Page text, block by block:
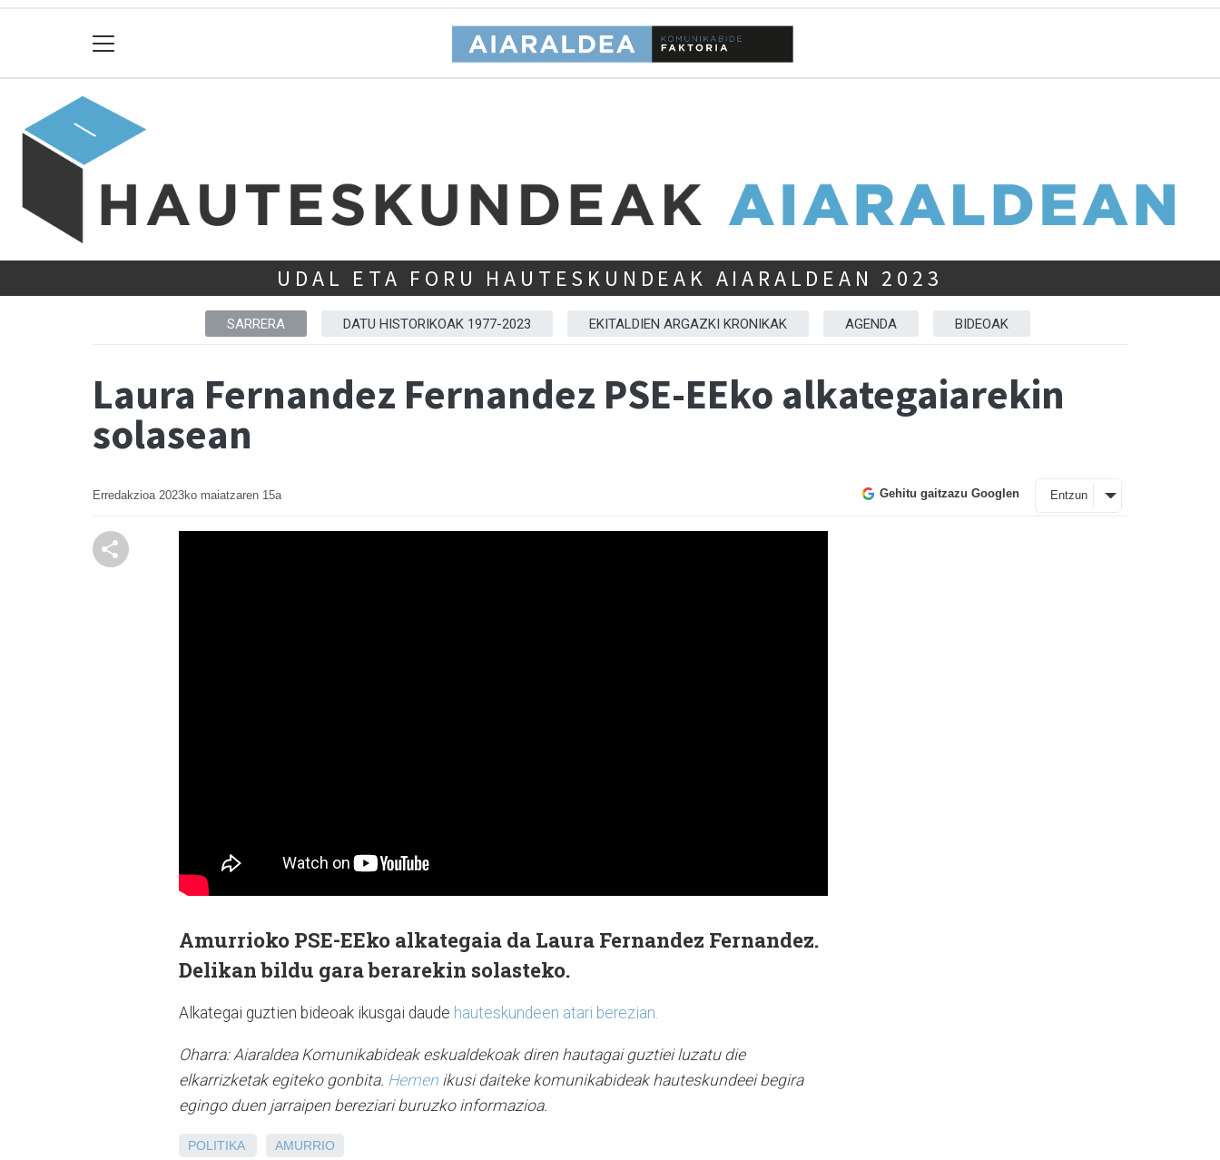
UDAL ETA FORU HAUTESKUNDEAK AIARALDEAN 2023
SARRERA DATU HISTORIKOAK 1977-2023 EKITALDIEN ARGAZKI KRONIKAK AGENDA BIDEOAK
Laura Fernandez Fernandez PSE-EEko alkategaiarekin
solasean
Erredakzioa 2023ko maiatzaren 15a Gehitu gaitzazu Googlen Entzun
Amurrioko PSE-EEko alkategaia da Laura Fernandez Fernandez.
Delikan bildu gara berarekin solasteko.
Alkategai guztien bideoak ikusgai daude hauteskundeen atari berezian.
Oharra: Aiaraldea Komunikabideak eskualdekoak diren hautagai guztiei luzatu die
elkarrizketak egiteko gonbita. Hemen ikusi daiteke komunikabideak hauteskundeei begira
egingo duen jarraipen bereziari buruzko informazioa.
POLITIKA AMURRIO